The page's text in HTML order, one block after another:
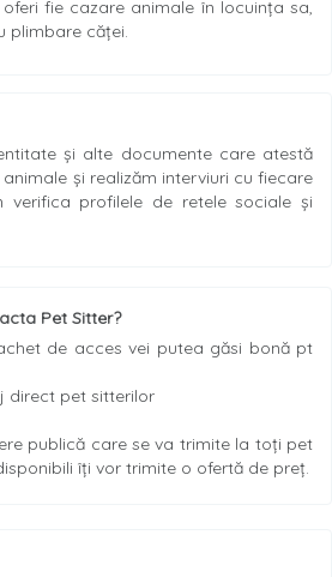
fie cazare animale în locuința sa,
plimbare căței.
și alte documente care atestă
și realizăm interviuri cu fiecare
verifica profilele de retele sociale și
Pet Sitter?
de acces vei putea găsi bonă pt
direct pet sitterilor
publică care se va trimite la toți pet
îți vor trimite o ofertă de preț.